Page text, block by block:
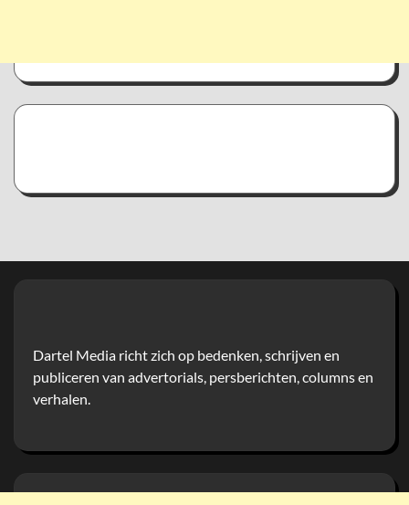
Dartel Media richt zich op bedenken, schrijven en
publiceren van advertorials, persberichten, columns en
verhalen.